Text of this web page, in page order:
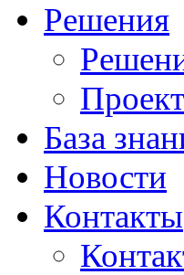
Решения
База
Новости
Контакты